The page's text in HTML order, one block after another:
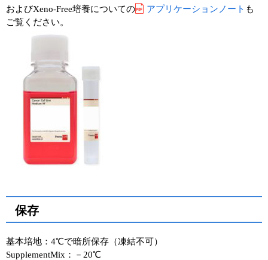
動画ライブラリー
およびXeno-Free培養についての
アプリケーションノート も
ご覧ください。
保存
基本培地：4℃で暗所保存（凍結不可）
SupplementMix：－20℃